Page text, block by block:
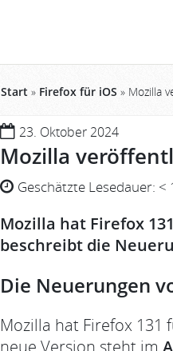
Start » Firefox für iOS » Mozilla
23. Oktober 2024
Mozilla
Geschätzte Lesedauer: <
Mozilla hat Firefox
beschreibt die
Die Neuerungen
Mozilla hat Firefox 131
neue Version steht im